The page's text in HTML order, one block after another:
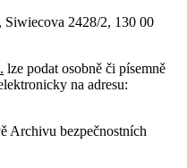
Siwiecova 2428/2, 130 00
lze podat osobně či písemně
na adresu:
Archivu bezpečnostních